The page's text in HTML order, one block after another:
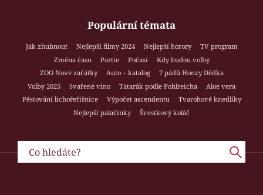
Populární témata
Jak zhubnout Nejlepší filmy 2024 Nejlepší horory
TV program
Změna času
Partie Počasí
Kdy budou volby
ZOO Nové začátky
Auto – katalog
7 pádů Honzy Dědka
Volby 2025
Svařené víno Tatarák podle Pohlreicha
Aloe vera
Pěstování lichořeřišnice
Výpočet ascendentu
Tvarohové knedlíky
Nejlepší palačinky
Švestkový koláč